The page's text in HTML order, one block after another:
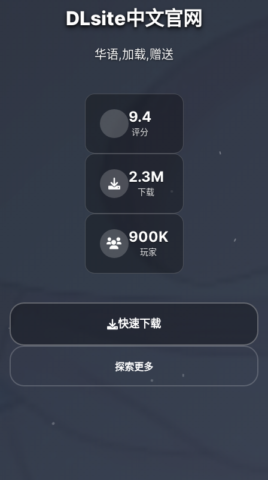
DLsite中文官网
华语,加载,赠送
9.4
评分
2.3M
下载
900K
玩家
快速下载
探索更多